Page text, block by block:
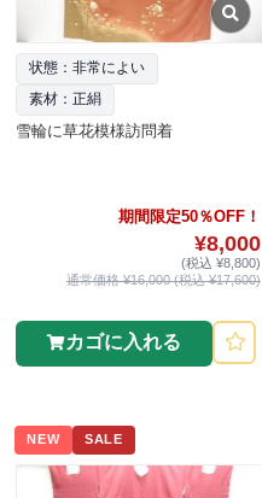
状態：非常によい
素材：正絹
雪輪に草花模様訪問着
期間限定50％OFF！
¥8,000
(税込 ¥8,800)
通常価格 ¥16,000 (税込 ¥17,600)
カゴに入れる
NEW SALE